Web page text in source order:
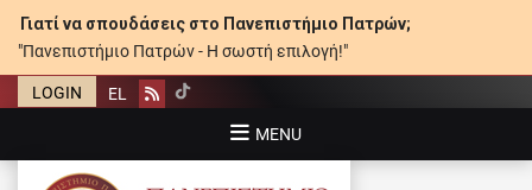
Γιατί να σπουδάσεις στο Πανεπιστήμιο Πατρών;
"Πανεπιστήμιο Πατρών - Η σωστή επιλογή!"
LOGIN EL Rss
MENU
ΠΑΝΕΠΙΣΤΉΜΙΟ ΠΑΤΡΏΝ